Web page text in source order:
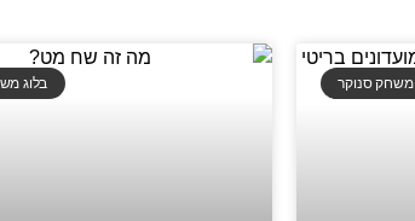
משחק סנוקר בלוג